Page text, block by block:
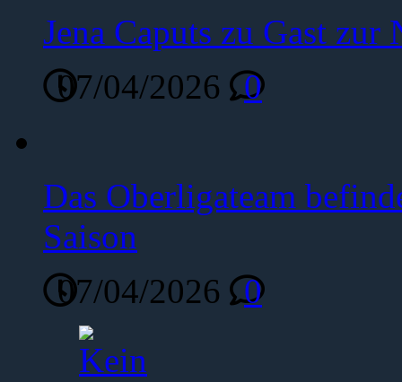
Jena Caputs zu Gast zur
07/04/2026
0
Das Oberligateam
Saison
07/04/2026
0